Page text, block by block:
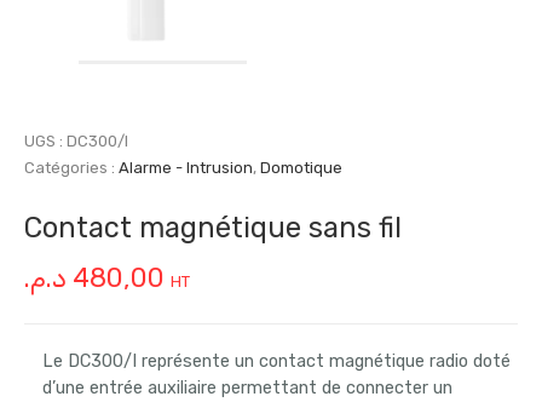
UGS : DC300/I
Catégories : Alarme - Intrusion, Domotique
Contact magnétique sans fil
480,00 د.م. HT
Le DC300/I représente un contact magnétique radio doté
d’une entrée auxiliaire permettant de connecter un